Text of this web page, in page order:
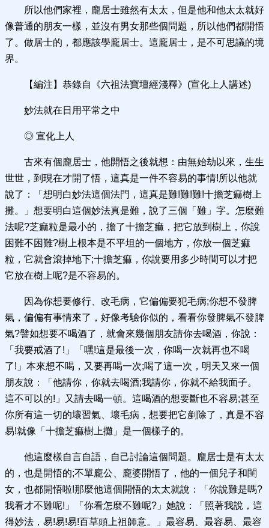
所以他們家裡，龐居士雖然有太太，但是他和他太太就好
像普通的朋友一樣，並沒有男女那些個問題，所以他們都開悟
了。做居士的，都應該學龐居士。這龐居士，是不可思議的境
界。
【編注】恭錄自《六祖法寶壇經淺釋》(宣化上人講述)
妙法就在日用平常之中
◎ 宣化上人
古來有個龐居士，他開悟之後就想：由無始劫以來，生生
世世，到現在才開了悟，這真是一件不容易的事情!所以他就
說了：「想明白妙法這個法門，這真是難!難!難!十擔芝痲樹上
攤。」想要明白這個妙法真是難，說了三個「難」字。怎麼難
法呢?芝痲粒是最小的，擔了十擔芝痲，把它放到樹上，你說
困難不困難?樹上根本是不平坦的一個地方，你放一個芝痲
粒，它就會滾掉地下;十擔芝痲，你說要用多少時間可以才把
它放在樹上呢?是不容易的。
因為你想要修行、改毛病，它偏偏要犯毛病;你想不發脾
氣，偏偏有事情來了，好像考驗你似的，看看你發脾氣不發脾
氣?譬如想要不喝酒了，就會來幾個朋友請你去喝酒，你說：
「我要戒酒了!」「嘿!這是最後一次，你喝一次就再也不喝
了!」本來想不喝，又要再喝一次;喝了這一次，明天又來一個
朋友說：「他請你，你就去喝酒;我請你，你就不給我面子。
這不可以的!」又請去喝一頓。這喝酒的想要斷也不容易;甚至
你所有這一切的壞習氣、壞毛病，想要把它剷除了，真是不容
易!就像「十擔芝痲樹上攤」是一個樣子的。
他這麼樣自言自語，自己討論這個問題。龐居士是有太太
的，也是開悟的;不單龐公、龐婆開悟了，他的一個兒子和閨
女，也都開悟啦!那麼他這個開悟的太太就說：「你說難是嗎?
我看才不難呢!」「你看怎麼不難呢?」她說：「照著我說，這
得妙法，易!易!易!百草頭上祖師意。」最容易、最容易、最容